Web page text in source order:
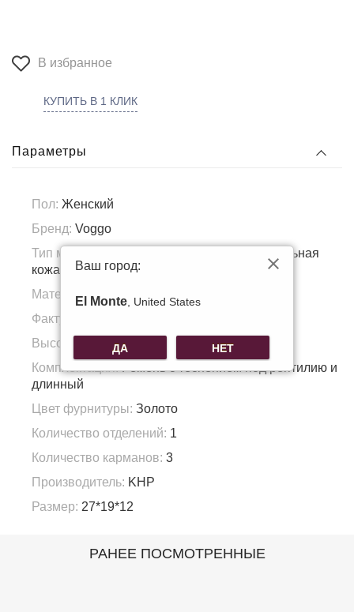
В избранное
КУПИТЬ В 1 КЛИК
Параметры
Пол: Женский
Бренд: Voggo
Тип материала:
Натуральная кожа, Натуральная
кожа
Материал подкладка:
Фактура материала:
Высота ручки:9
Комплектация:Ремень с теснением под рептилию и
длинный
Цвет фурнитуры: Золото
Количество отделений: 1
Количество карманов: 3
Производитель: KHP
Размер: 27*19*12
РАНЕЕ ПОСМОТРЕННЫЕ
Ваш город:
El Monte , United States
ДА НЕТ